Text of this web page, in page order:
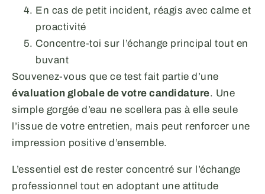
En cas de petit incident, réagis avec calme et
proactivité
Concentre-toi sur l’échange principal tout en
buvant
Souvenez-vous que ce test fait partie d’une
évaluation globale de votre candidature. Une
simple gorgée d’eau ne scellera pas à elle seule
l’issue de votre entretien, mais peut renforcer une
impression positive d’ensemble.
L’essentiel est de rester concentré sur l’échange
professionnel tout en adoptant une attitude